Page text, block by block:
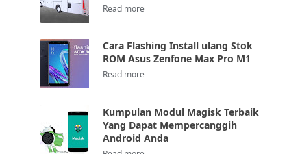
Cara Flashing Install ulang Stok
ROM Asus Zenfone Max Pro M1
Kumpulan Modul Magisk Terbaik
Yang Dapat Mempercanggih
Android Anda